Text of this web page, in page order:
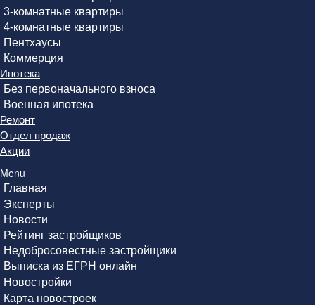
3-комнатные квартиры
4-комнатные квартиры
Пентхаусы
Коммерция
Ипотека
Без первоначального взноса
Военная ипотека
Ремонт
Отдел продаж
Акции
Menu
Главная
Эксперты
Новости
Рейтинг застройщиков
Недобросовестные застройщики
Выписка из ЕГРН онлайн
Новостройки
Карта новостроек